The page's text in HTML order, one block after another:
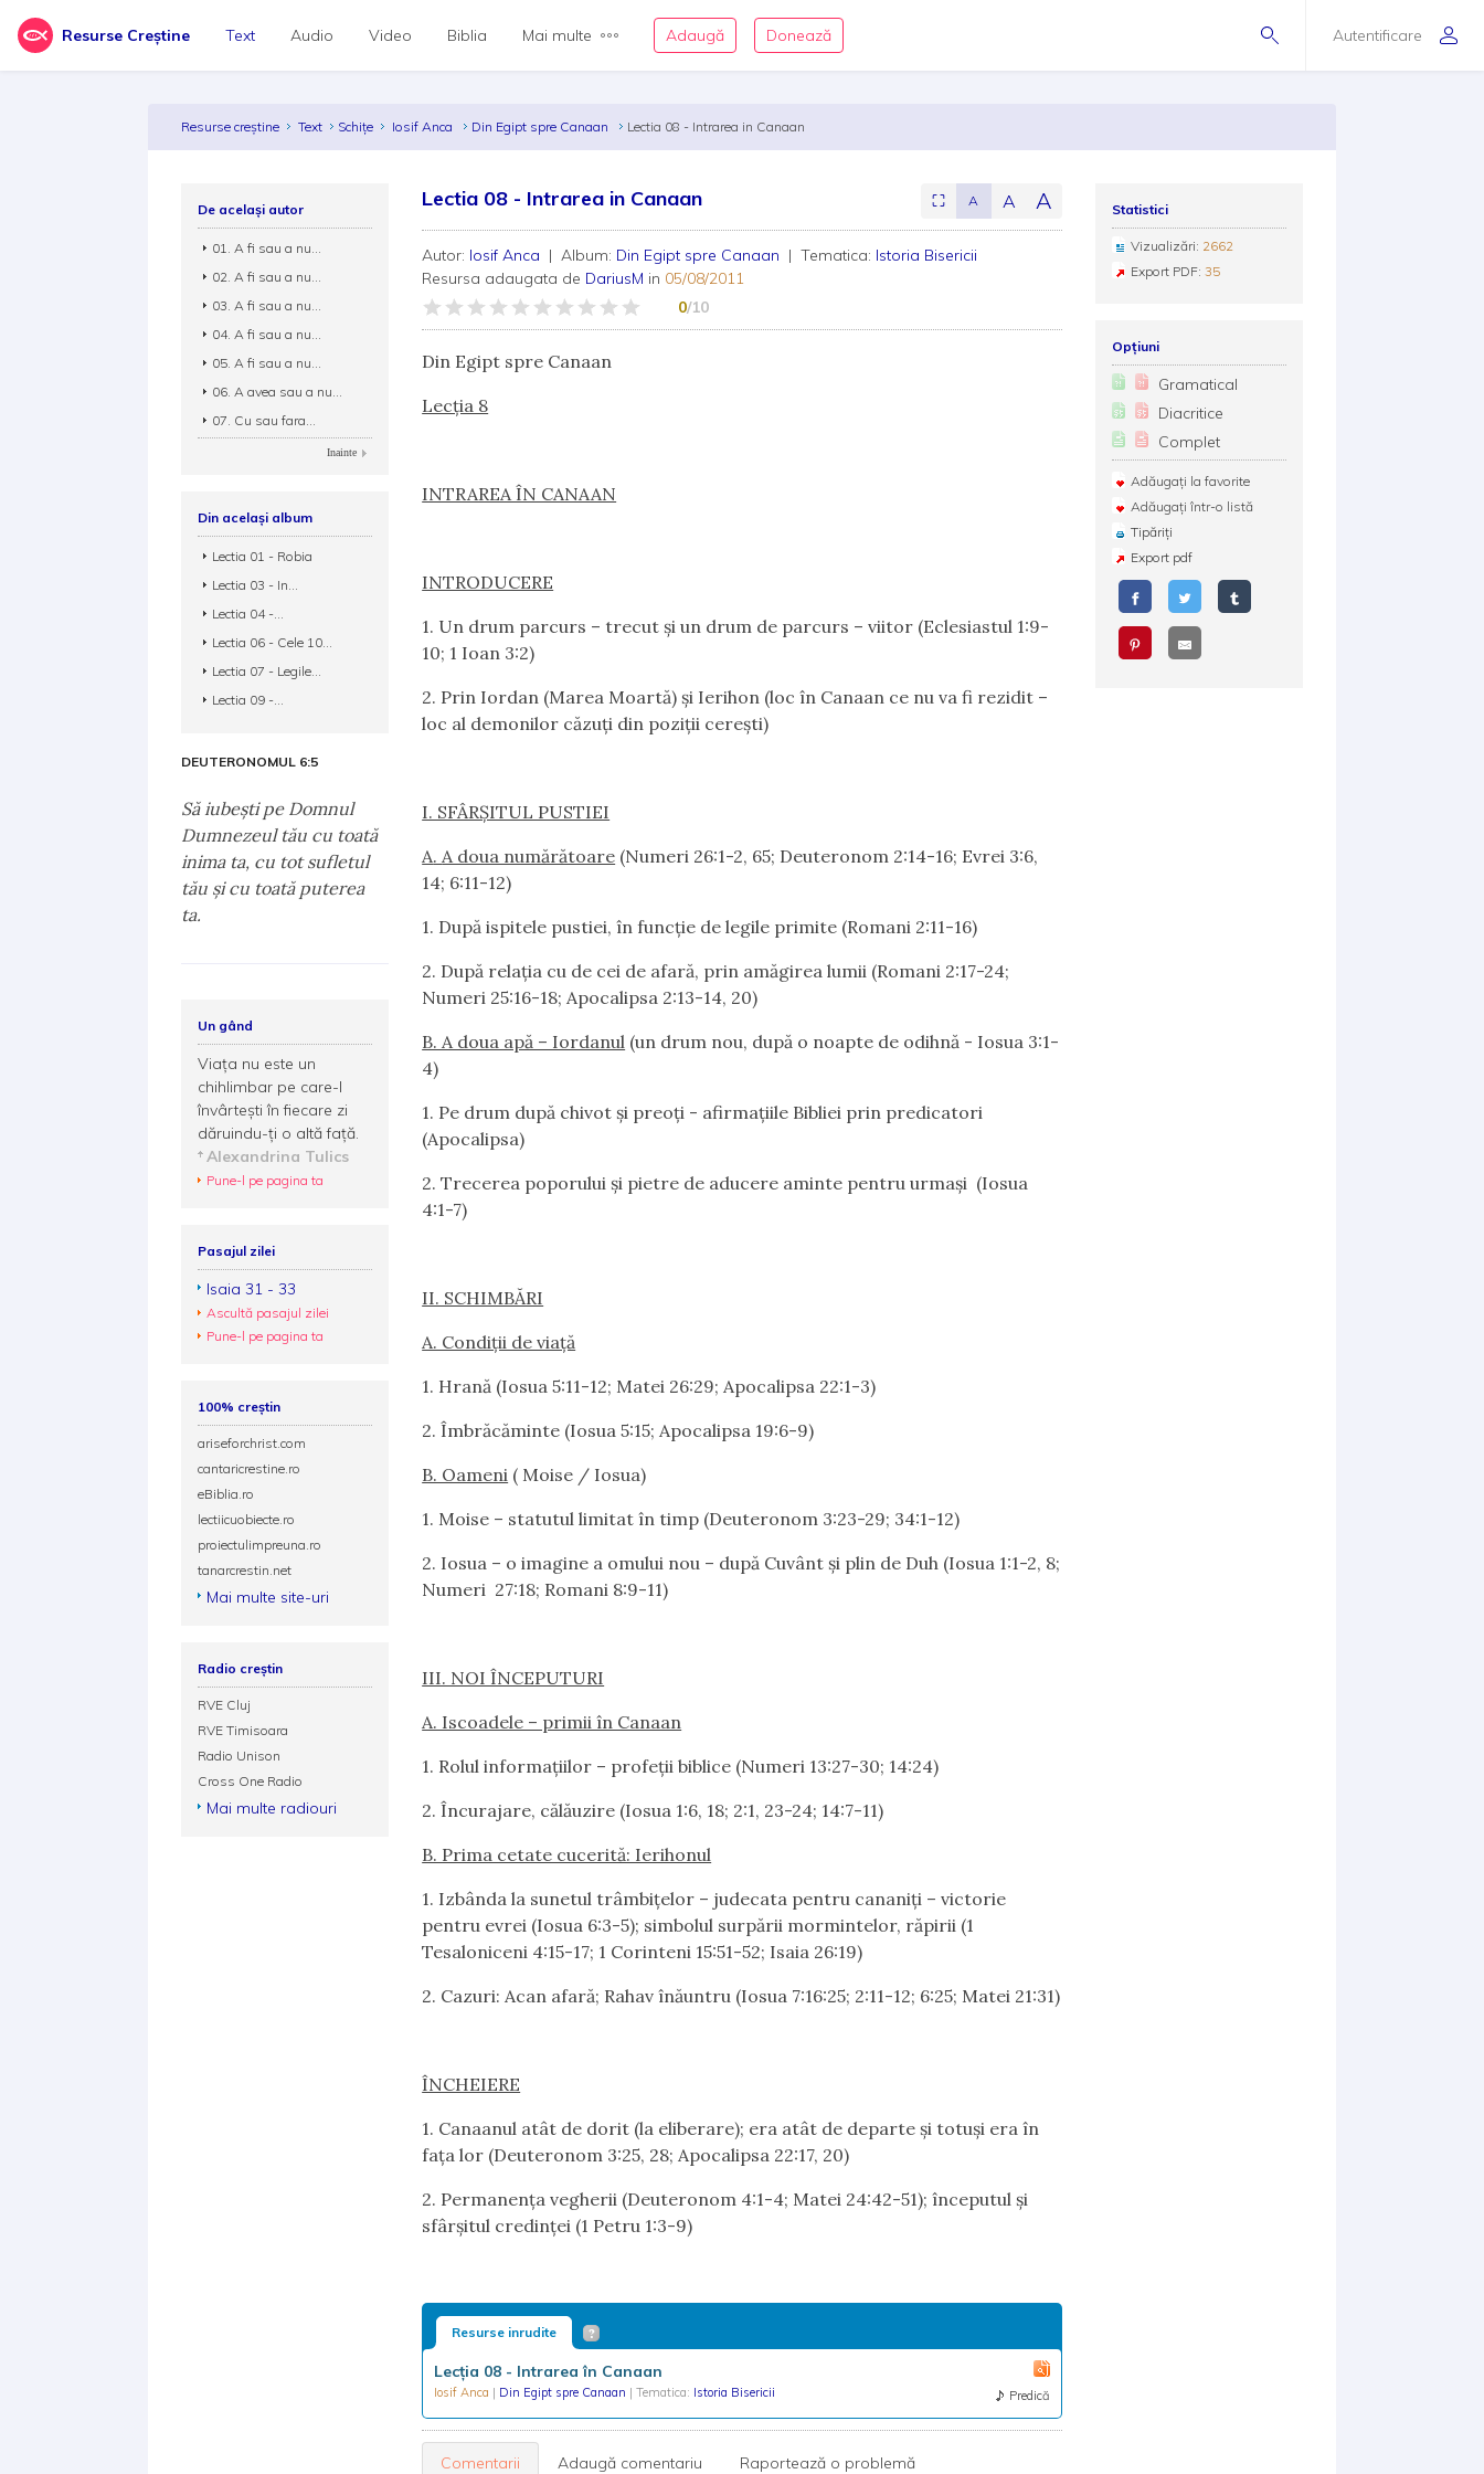
Resurse Creștine Autentificare
Text Audio Video Biblia Mai multe Adaugă Donează
Resurse creștine Text Schițe Iosif Anca Din Egipt spre Canaan Lectia 08 - Intrarea in Canaan
Lectia 08 - Intrarea in Canaan ⛶ A A A
Autor: Iosif Anca | Album: Din Egipt spre Canaan | Tematica: Istoria Bisericii
Resursa adaugata de DariusM in 05/08/2011
0/10
Din Egipt spre Canaan
Lecţia 8
INTRAREA ÎN CANAAN
INTRODUCERE
1. Un drum parcurs – trecut şi un drum de parcurs – viitor (Eclesiastul 1:9-
10; 1 Ioan 3:2)
2. Prin Iordan (Marea Moartă) şi Ierihon (loc în Canaan ce nu va fi rezidit –
loc al demonilor căzuţi din poziţii cereşti)
I. SFÂRŞITUL PUSTIEI
A.A doua numărătoare (Numeri 26:1-2, 65; Deuteronom 2:14-16; Evrei 3:6,
14; 6:11-12)
1. După ispitele pustiei, în funcţie de legile primite (Romani 2:11-16)
2. După relaţia cu de cei de afară, prin amăgirea lumii (Romani 2:17-24;
Numeri 25:16-18; Apocalipsa 2:13-14, 20)
B. A doua apă – Iordanul (un drum nou, după o noapte de odihnă - Iosua 3:1-
4)
1. Pe drum după chivot şi preoţi - afirmaţiile Bibliei prin predicatori
(Apocalipsa)
2. Trecerea poporului şi pietre de aducere aminte pentru urmaşi (Iosua
4:1-7)
II. SCHIMBĂRI
A. Condiţii de viaţă
1. Hrană (Iosua 5:11-12; Matei 26:29; Apocalipsa 22:1-3)
2. Îmbrăcăminte (Iosua 5:15; Apocalipsa 19:6-9)
B. Oameni ( Moise / Iosua)
1. Moise – statutul limitat în timp (Deuteronom 3:23-29; 34:1-12)
2. Iosua – o imagine a omului nou – după Cuvânt şi plin de Duh (Iosua 1:1-2, 8;
Numeri 27:18; Romani 8:9-11)
III. NOI ÎNCEPUTURI
A. Iscoadele – primii în Canaan
1. Rolul informaţiilor – profeţii biblice (Numeri 13:27-30; 14:24)
2. Încurajare, călăuzire (Iosua 1:6, 18; 2:1, 23-24; 14:7-11)
B. Prima cetate cucerită: Ierihonul
1. Izbânda la sunetul trâmbiţelor – judecata pentru cananiţi – victorie
pentru evrei (Iosua 6:3-5); simbolul surpării mormintelor, răpirii (1
Tesaloniceni 4:15-17; 1 Corinteni 15:51-52; Isaia 26:19)
2. Cazuri: Acan afară; Rahav înăuntru (Iosua 7:16:25; 2:11-12; 6:25; Matei 21:31)
ÎNCHEIERE
1. Canaanul atât de dorit (la eliberare); era atât de departe şi totuşi era în
faţa lor (Deuteronom 3:25, 28; Apocalipsa 22:17, 20)
2. Permanenţa vegherii (Deuteronom 4:1-4; Matei 24:42-51); începutul şi
sfârşitul credinţei (1 Petru 1:3-9)
Resurse inrudite
Lecţia 08 - Intrarea în Canaan
Iosif Anca | Din Egipt spre Canaan | Tematica: Istoria Bisericii Predică
Comentarii Adaugă comentariu Raportează o problemă
Statistici
Vizualizări: 2662
Export PDF: 35
Opțiuni
Gramatical
Diacritice
Complet
Adăugați la favorite
Adăugați într-o listă
Tipăriți
Export pdf
De același autor
01. A fi sau a nu...
02. A fi sau a nu...
03. A fi sau a nu...
04. A fi sau a nu...
05. A fi sau a nu...
06. A avea sau a nu...
07. Cu sau fara...
Inainte
Din același album
Lectia 01 - Robia
Lectia 03 - In...
Lectia 04 -...
Lectia 06 - Cele 10...
Lectia 07 - Legile...
Lectia 09 -...
DEUTERONOMUL 6:5
Să iubeşti pe Domnul
Dumnezeul tău cu toată
inima ta, cu tot sufletul
tău şi cu toată puterea
ta.
Un gând
Viața nu este un
chihlimbar pe care-l
învârtești în fiecare zi
dăruindu-ți o altă față.
Alexandrina Tulics
Pune-l pe pagina ta
Pasajul zilei
Isaia 31 - 33
Ascultă pasajul zilei
Pune-l pe pagina ta
100% creștin
ariseforchrist.com
cantaricrestine.ro
eBiblia.ro
lectiicuobiecte.ro
proiectulimpreuna.ro
tanarcrestin.net
Mai multe site-uri
Radio creștin
RVE Cluj
RVE Timisoara
Radio Unison
Cross One Radio
Mai multe radiouri